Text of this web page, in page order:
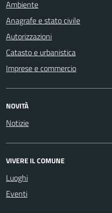
Ambiente
Anagrafe e stato civile
Autorizzazioni
Catasto e urbanistica
Imprese e commercio
NOVITÀ
Notizie
VIVERE IL COMUNE
Luoghi
Eventi